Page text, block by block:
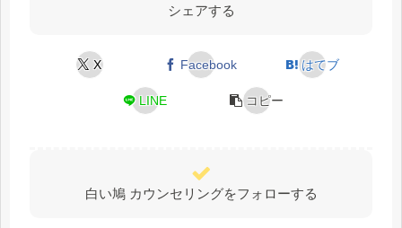
シェアする
X Facebook はてブ
LINE コピー
白い鳩 カウンセリングをフォローする